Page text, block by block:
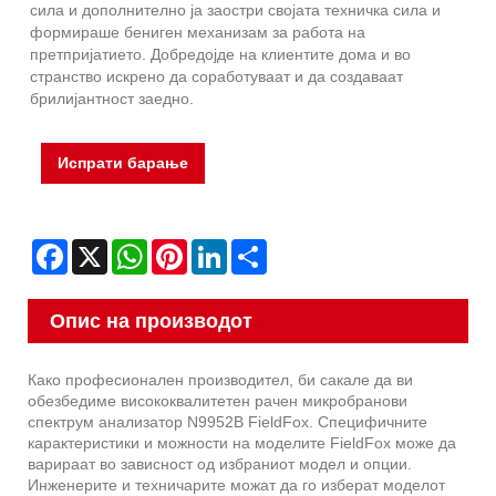
сила и дополнително ја заостри својата техничка сила и
формираше бениген механизам за работа на
претпријатието. Добредојде на клиентите дома и во
странство искрено да соработуваат и да создаваат
брилијантност заедно.
Испрати барање
Facebook
X WhatsAppPinterestLinkedIn
Опис на производот
Како професионален производител, би сакале да ви
обезбедиме висококвалитетен рачен микробранови
спектрум анализатор N9952B FieldFox. Специфичните
карактеристики и можности на моделите FieldFox може да
варираат во зависност од избраниот модел и опции.
Инженерите и техничарите можат да го изберат моделот